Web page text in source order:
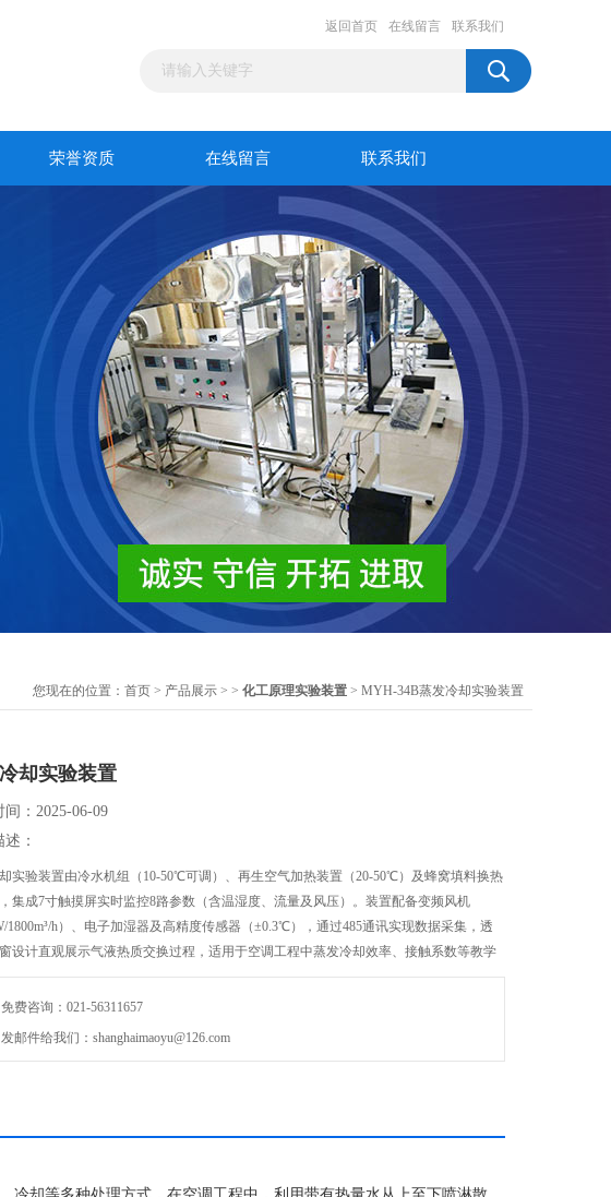
返回首页 在线留言 联系我们
荣誉资质 在线留言 联系我们
您现在的位置： 首页 > 产品展示 > > 化工原理实验装置 > MYH-34B蒸发冷却实验装置
却实验装置
间：2025-06-09
：
实验装置由冷水机组（10-50℃可调）、再生空气加热装置（20-50℃）及蜂窝填料换热
集成7寸触摸屏实时监控8路参数（含温湿度、流量及风压）。装置配备变频风机
1800m³/h）、电子加湿器及高精度传感器（±0.3℃），通过485通讯实现数据采集，透
设计直观展示气液热质交换过程，适用于空调工程中蒸发冷却效率、接触系数等教学
。
免费咨询：021-56311657
发邮件给我们：shanghaimaoyu@126.com